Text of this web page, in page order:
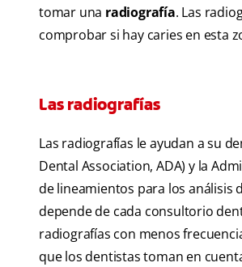
tomar una radiografía. Las
comprobar si hay caries en esta
Las radiografías
Las radiografías le ayudan a su
Dental Association, ADA) y la
de lineamientos para los análisis
depende de cada consultorio
radiografías con menos
que los dentistas toman en